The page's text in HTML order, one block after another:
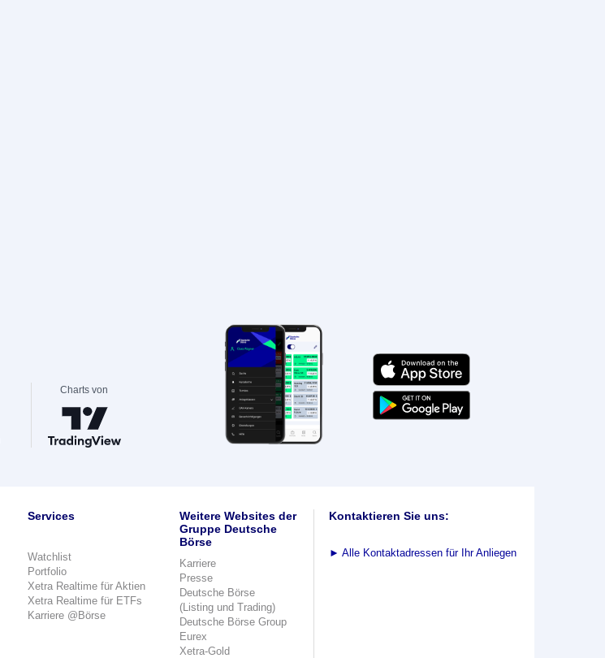
Charts von
Services
Watchlist
Portfolio
Xetra Realtime für Aktien
Xetra Realtime für ETFs
Karriere @Börse
Weitere Websites der
Gruppe Deutsche
Börse
Karriere
Presse
Deutsche Börse
(Listing und Trading)
Deutsche Börse Group
Eurex
Xetra-Gold
Kontaktieren Sie uns:
► Alle Kontaktadressen für Ihr Anliegen